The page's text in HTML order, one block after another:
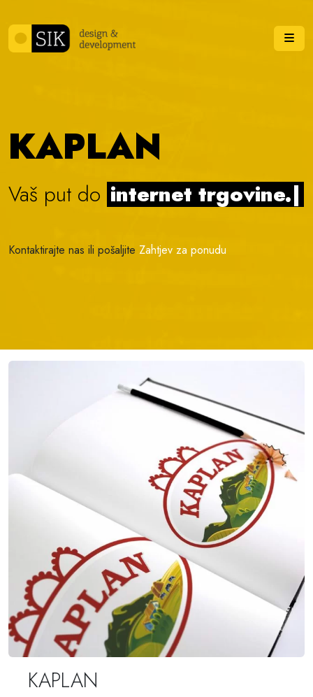
KAPLAN
Vaš put do internet trgovine.|
Kontaktirajte nas ili pošaljite Zahtjev za ponudu
KAPLAN